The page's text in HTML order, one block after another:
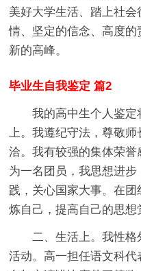
美好大学生活、踏上社
情、坚定的信念、高度
新的高峰。
毕业生自我鉴定 篇2
我的高中生个人鉴定
上。我遵纪守法，尊敬
洽。我有较强的集体荣
为一名团员，我思想进
践，关心国家大事。在
炼自己，提高自己的思想
二、生活上。我性格
活动。高一担任语文科代